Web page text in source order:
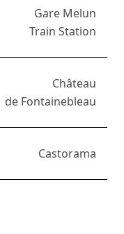
Gare Melun
Train Station
Château
de Fontainebleau
Castorama